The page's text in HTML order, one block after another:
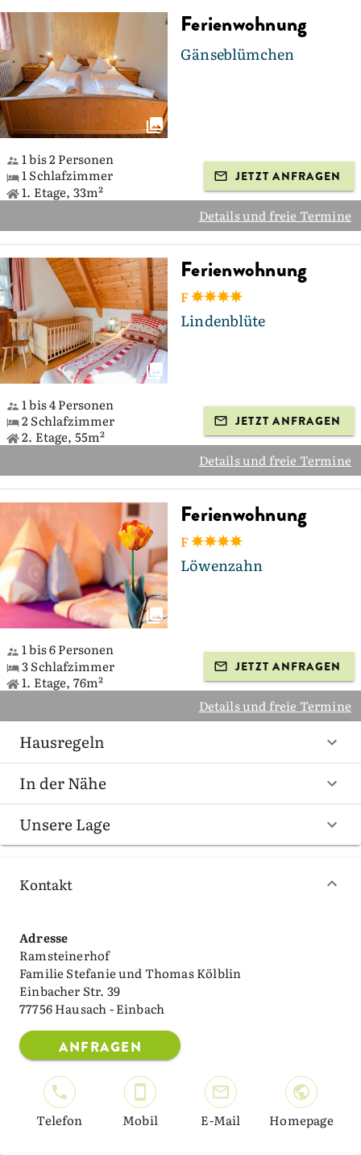
Ferienwohnung
Gänseblümchen
1 bis 2 Personen
1 Schlafzimmer
1. Etage, 33m²
JETZT ANFRAGEN
Details und freie Termine
Ferienwohnung
F
Lindenblüte
1 bis 4 Personen
2 Schlafzimmer
2. Etage, 55m²
JETZT ANFRAGEN
Details und freie Termine
Ferienwohnung
F
Löwenzahn
1 bis 6 Personen
3 Schlafzimmer
1. Etage, 76m²
JETZT ANFRAGEN
Details und freie Termine
Hausregeln
In der Nähe
Unsere Lage
Kontakt
Adresse
Ramsteinerhof
Familie Stefanie und Thomas Kölblin
Einbacher Str. 39
77756 Hausach - Einbach
ANFRAGEN
Telefon Mobil E-Mail Homepage